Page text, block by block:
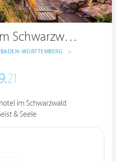
Hotel Kronelamm im Schwarzwald
BADEN-WÜRTTEMBERG
>
21
im Schwarzwald
& Seele